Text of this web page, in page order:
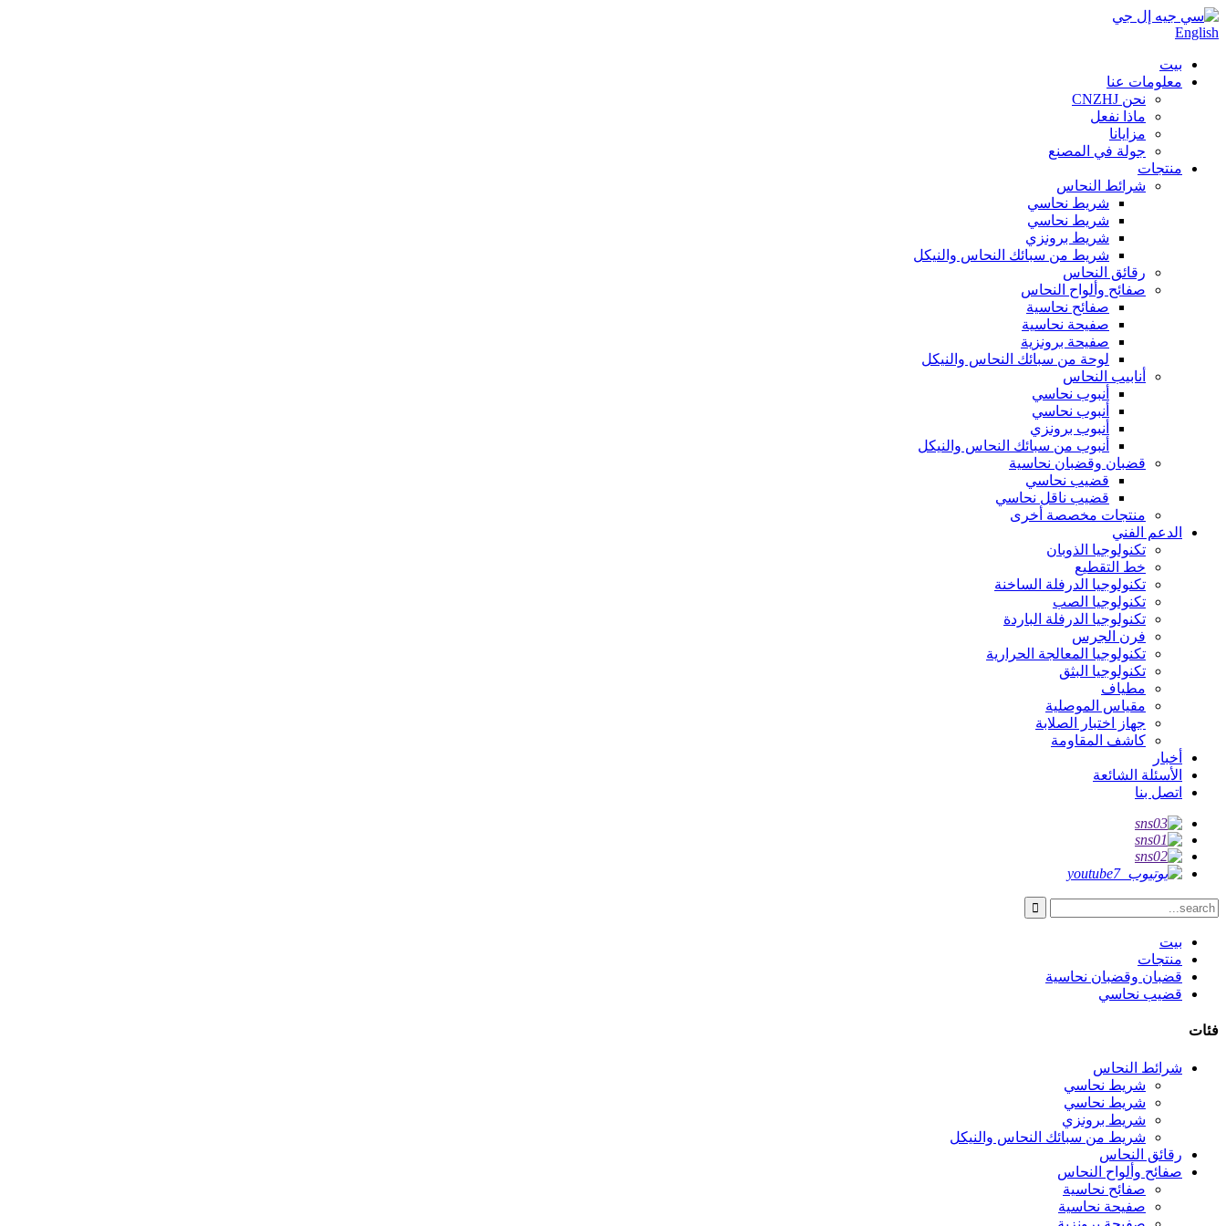
English
بيت
معلومات عنا
نحن CNZHJ
ماذا نفعل
مزايانا
جولة في المصنع
منتجات
شرائط النحاس
شريط نحاسي
شريط نحاسي
شريط برونزي
شريط من سبائك النحاس والنيكل
رقائق النحاس
صفائح وألواح النحاس
صفائح نحاسية
صفيحة نحاسية
صفيحة برونزية
لوحة من سبائك النحاس والنيكل
أنابيب النحاس
أنبوب نحاسي
أنبوب نحاسي
أنبوب برونزي
أنبوب من سبائك النحاس والنيكل
قضبان وقضبان نحاسية
قضيب نحاسي
قضيب ناقل نحاسي
منتجات مخصصة أخرى
الدعم الفني
تكنولوجيا الذوبان
خط التقطيع
تكنولوجيا الدرفلة الساخنة
تكنولوجيا الصب
تكنولوجيا الدرفلة الباردة
فرن الجرس
تكنولوجيا المعالجة الحرارية
تكنولوجيا البثق
مطياف
مقياس الموصلية
جهاز اختبار الصلابة
كاشف المقاومة
أخبار
الأسئلة الشائعة
اتصل بنا
بيت
منتجات
قضبان وقضبان نحاسية
قضيب نحاسي
فئات
شرائط النحاس
شريط نحاسي
شريط نحاسي
شريط برونزي
شريط من سبائك النحاس والنيكل
رقائق النحاس
صفائح وألواح النحاس
صفائح نحاسية
صفيحة نحاسية